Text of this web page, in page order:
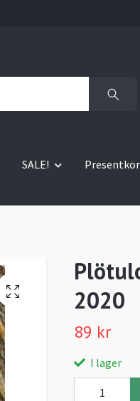
SALE!
2020
89 kr
I lager